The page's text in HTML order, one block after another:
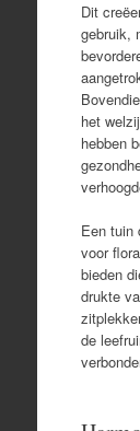
Dit
gebruik,
het
hebben
Een tuin
voor
bieden
drukte
de